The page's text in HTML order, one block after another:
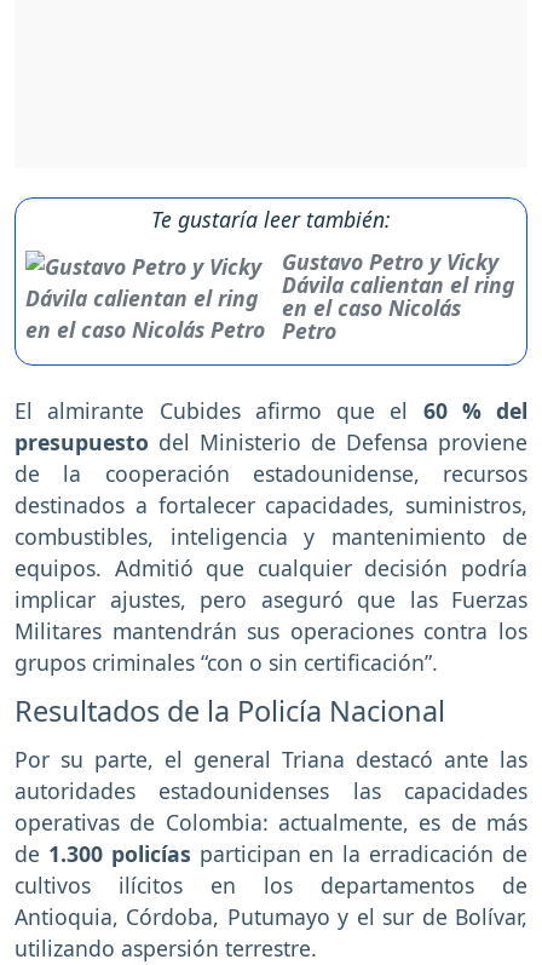
Te gustaría leer también:
Gustavo Petro y Vicky
Dávila calientan el ring
en el caso Nicolás
Petro
El almirante Cubides afirmo que el 60 % del
presupuesto del Ministerio de Defensa proviene
de la cooperación estadounidense, recursos
destinados a fortalecer capacidades, suministros,
combustibles, inteligencia y mantenimiento de
equipos. Admitió que cualquier decisión podría
implicar ajustes, pero aseguró que las Fuerzas
Militares mantendrán sus operaciones contra los
grupos criminales “con o sin certificación”.
Resultados de la Policía Nacional
Por su parte, el general Triana destacó ante las
autoridades estadounidenses las capacidades
operativas de Colombia: actualmente, es de más
de 1.300 policías participan en la erradicación de
cultivos ilícitos en los departamentos de
Antioquia, Córdoba, Putumayo y el sur de Bolívar,
utilizando aspersión terrestre.